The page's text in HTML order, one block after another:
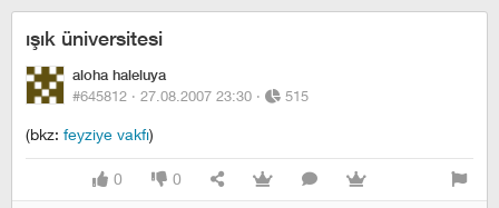
ışık üniversitesi
aloha haleluya
#645812 · 27.08.2007 23:30 · 515
(bkz: feyziye vakfı)
0 0